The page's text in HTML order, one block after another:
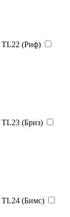
TL22 (Риф)
TL23 (Бриз)
TL24 (Бимс)